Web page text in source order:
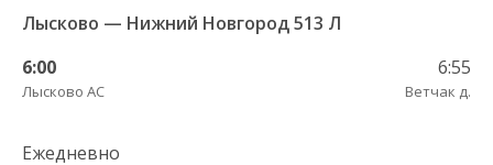
Лысково — Нижний Новгород 513 Л
6:00
Лысково АС
6:55
Ветчак д.
Ежедневно